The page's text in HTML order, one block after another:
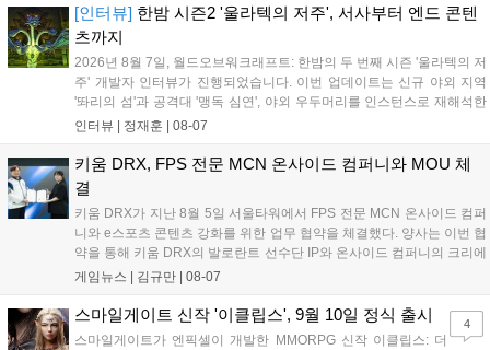
김영만 회장은 10년 만에 재추진되는 이번 시상식이 e스포츠의
성과와 가치를 널리 알리는 권위 있는 행사가 되도록 노력하겠다
고 밝혔습니다....
[인터뷰] 한밤 시즌2 '울라텍의 저주', 서사부터 엔드 콘텐
츠까지
2026년 8월 7일, 월드오브워크래프트: 한밤의 두 번째 시즌 '울라텍의 저
주' 개발자 인터뷰가 진행되었습니다. 이번 업데이트는 신규 야외 지역
'똬리의 섬'과 공격대 '맹독 심연', 야외 우두머리를 인스턴스로 재해석한
'소굴'을 포함합니다. 개발진은 하우징 시스템 개선 및 신화+ 던전 로테이
를 표했습니다....
인터뷰 | 정재훈 | 08-07
키움 DRX, FPS 전문 MCN 온사이드 컴퍼니와 MOU 체
결
키움 DRX가 지난 8월 5일 서울타워에서 FPS 전문 MCN 온사이드 컴퍼
니와 e스포츠 콘텐츠 강화를 위한 업무 협약을 체결했다. 양사는 이번 협
약을 통해 키움 DRX의 발로란트 선수단 IP와 온사이드 컴퍼니의 크리에
이터 네트워크를 결합하여 정규 및 특별 콘텐츠를 공동 기획한다. 또한
오프라인 연계 프로그램을 순차적으로 선보이며 e스포츠 생태계 확장에
나설 계획이다....
게임뉴스 | 김규만 | 08-07
스마일게이트 신작 '이클립스', 9월 10일 정식 출시
스마일게이트가 엔픽셀이 개발한 MMORPG 신작 이클립스: 더
4